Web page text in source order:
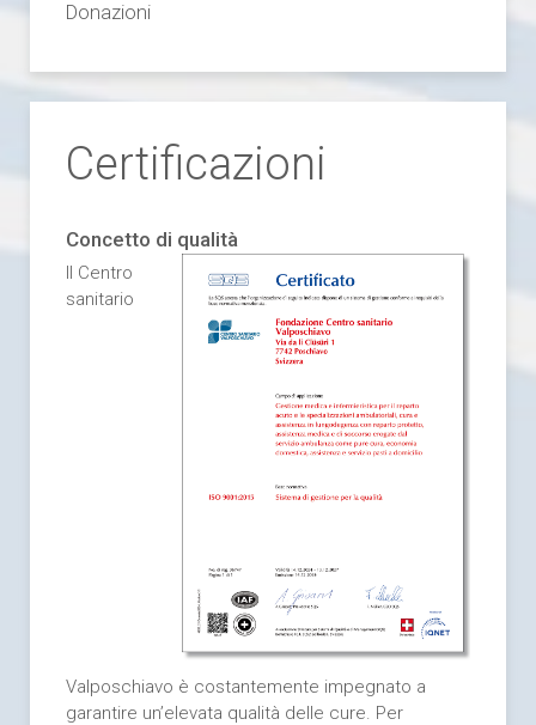
Certificazioni
Concetto di qualità
Il Centro
sanitario
Valposchiavo è costantemente impegnato a
garantire un’elevata qualità delle cure. Per
Donazioni